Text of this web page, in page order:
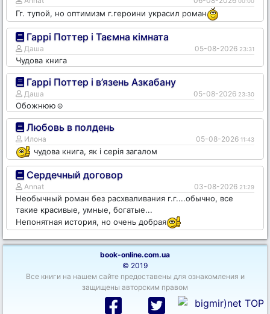
Гг. тупой, но оптимизм г.героини украсил роман
Гаррі Поттер і Таємна кімната
Даша 05-08-2026 23:31
Чудова книга
Гаррі Поттер і в’язень Азкабану
Даша 05-08-2026 23:30
Обожнюю☺️
Любовь в полдень
Илона 05-08-2026 11:43
чудова книга, як і серія загалом
Сердечный договор
Annat 03-08-2026 21:29
Необычный роман без расхваливания г.г....обычно, все
такие красивые, умные, богатые...
Непонятная история, но очень добрая
book-online.com.ua
© 2019
Все книги на нашем сайте предоставены для ознакомления и
защищены авторским правом